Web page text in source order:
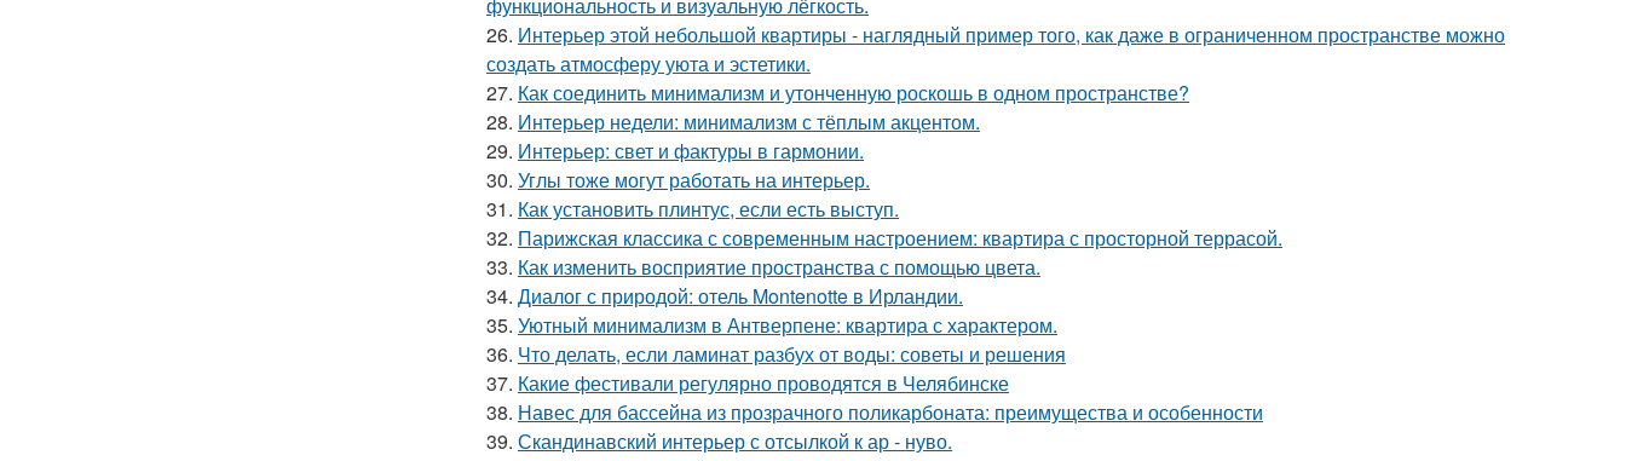
26. Интерьер этой небольшой квартиры - наглядный пример того, как даже в ограниченном пространстве можно
создать атмосферу уюта и эстетики.
27. Как соединить минимализм и утонченную роскошь в одном пространстве?
28. Интерьер недели: минимализм с тёплым акцентом.
29. Интерьер: свет и фактуры в гармонии.
30. Углы тоже могут работать на интерьер.
31. Как установить плинтус, если есть выступ.
32. Парижская классика с современным настроением: квартира с просторной террасой.
33. Как изменить восприятие пространства с помощью цвета.
34. Диалог с природой: отель Montenotte в Ирландии.
35. Уютный минимализм в Антверпене: квартира с характером.
36. Что делать, если ламинат разбух от воды: советы и решения
37. Какие фестивали регулярно проводятся в Челябинске
38. Навес для бассейна из прозрачного поликарбоната: преимущества и особенности
39. Скандинавский интерьер с отсылкой к ар - нуво.